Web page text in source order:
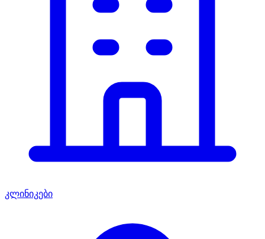
კლინიკები